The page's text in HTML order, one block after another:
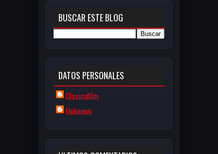
BUSCAR ESTE BLOG
DATOS PERSONALES
Clasicofilm
Unknown